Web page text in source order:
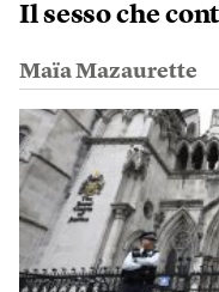
Il sesso che
Maïa Mazaurette